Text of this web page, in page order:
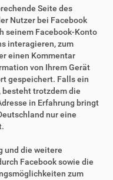
Seite des
Nutzer bei Facebook
seinem Facebook-Konto
interagieren, zum
einen Kommentar
von Ihrem Gerät
gespeichert. Falls ein
besteht trotzdem die
in Erfahrung bringt
nur eine
und die weitere
Facebook sowie die
zum